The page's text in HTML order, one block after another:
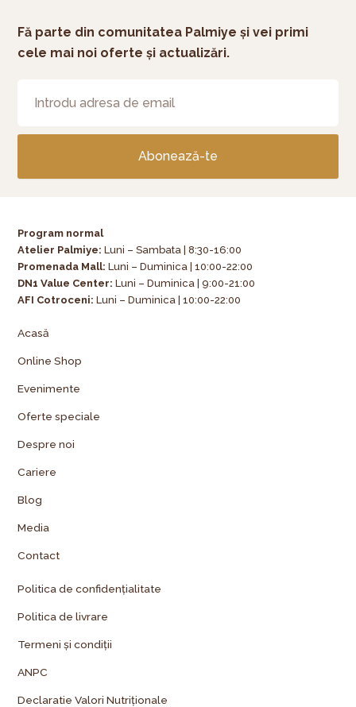
Fă parte din comunitatea Palmiye și vei primi
cele mai noi oferte și actualizări.
Abonează-te
Program normal
Atelier Palmiye: Luni – Sambata | 8:30-16:00
Promenada Mall: Luni – Duminica | 10:00-22:00
DN1 Value Center: Luni – Duminica | 9:00-21:00
AFI Cotroceni: Luni – Duminica | 10:00-22:00
Acasă
Online Shop
Evenimente
Oferte speciale
Despre noi
Cariere
Blog
Media
Contact
Politica de confidențialitate
Politica de livrare
Termeni și condiții
ANPC
Declaratie Valori Nutriționale